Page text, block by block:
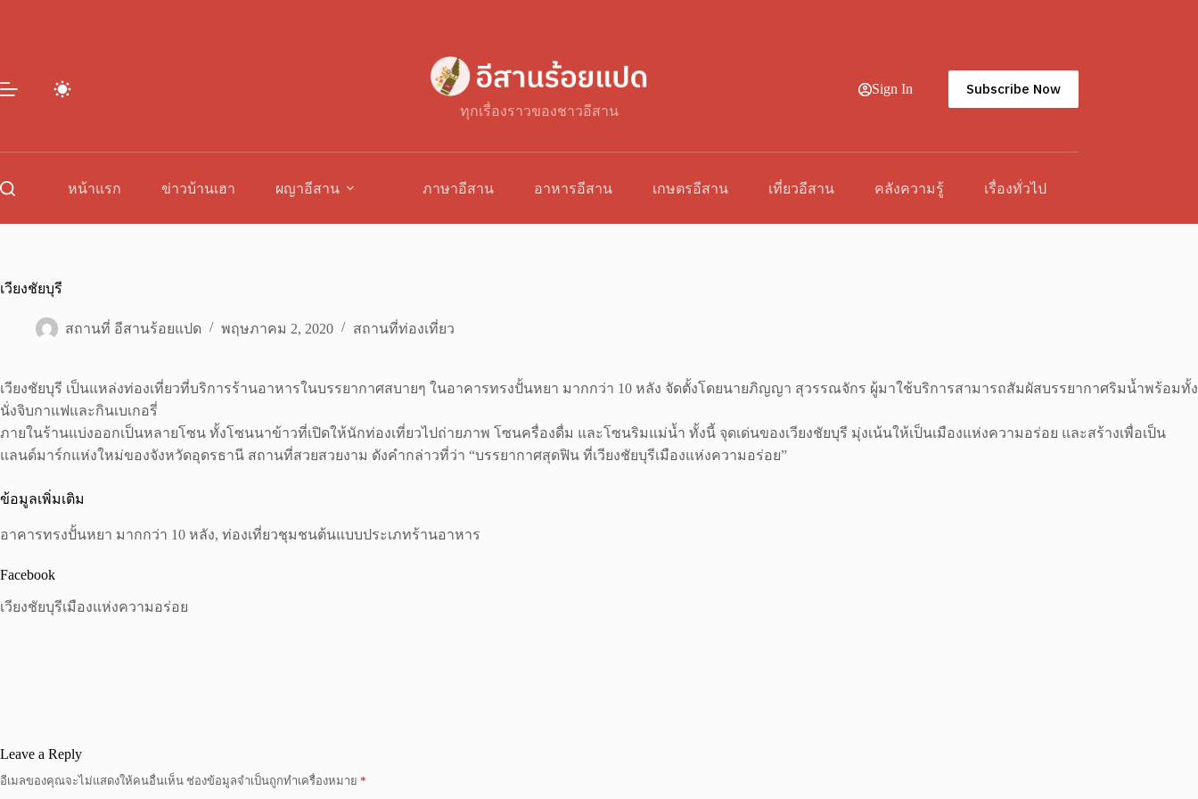
ทุกเรื่องราวของชาวอีสาน
Sign In Subscribe Now
หน้าแรก ข่าวบ้านเฮา ผญาอีสาน ภาษาอีสาน อาหารอีสาน เกษตรอีสาน เที่ยวอีสาน คลังความรู้ เรื่องทั่วไป
เวียงชัยบุรี
สถานที่ อีสานร้อยแปด พฤษภาคม 2, 2020 สถานที่ท่องเที่ยว
เวียงชัยบุรี เป็นแหล่งท่องเที่ยวที่บริการร้านอาหารในบรรยากาศสบายๆ ในอาคารทรงปั้นหยา มากกว่า 10 หลัง จัดตั้งโดยนายภิญญา สุวรรณจักร ผู้มาใช้บริการสามารถสัมผัสบรรยากาศริมน้ำพร้อมทั้ง
นั่งจิบกาแฟและกินเบเกอรี่
ภายในร้านแบ่งออกเป็นหลายโซน ทั้งโซนนาข้าวที่เปิดให้นักท่องเที่ยวไปถ่ายภาพ โซนครื่องดื่ม และโซนริมแม่น้ำ ทั้งนี้ จุดเด่นของเวียงชัยบุรี มุ่งเน้นให้เป็นเมืองแห่งความอร่อย และสร้างเพื่อเป็น
แลนด์มาร์กแห่งใหม่ของจังหวัดอุดรธานี สถานที่สวยสวยงาม ดังคำกล่าวที่ว่า “บรรยากาศสุดฟิน ที่เวียงชัยบุรีเมืองแห่งความอร่อย”
ข้อมูลเพิ่มเติม
อาคารทรงปั้นหยา มากกว่า 10 หลัง, ท่องเที่ยวชุมชนต้นแบบประเภทร้านอาหาร
Facebook
เวียงชัยบุรีเมืองแห่งความอร่อย
Leave a Reply
อีเมลของคุณจะไม่แสดงให้คนอื่นเห็น ช่องข้อมูลจำเป็นถูกทำเครื่องหมาย *